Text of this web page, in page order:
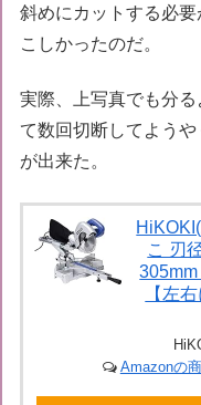
斜めにカットする必
こしかったのだ。
実際、上写真でも分
て数回切断してよう
が出来た。
こ 刃
【左
Amazonの